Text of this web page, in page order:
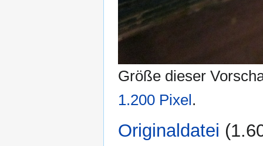
Größe dieser
1.200 Pixel.
Originaldatei